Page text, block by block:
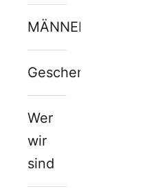
MÄNNERJUWELEN
Geschenkkarte
Wer
wir
sind